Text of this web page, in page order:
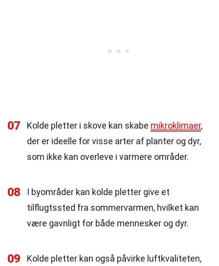
07 Kolde pletter i skove kan skabe mikroklimaer,
der er ideelle for visse arter af planter og dyr,
som ikke kan overleve i varmere områder.
08
I byområder kan kolde pletter give et
tilflugtssted fra sommervarmen, hvilket kan
være gavnligt for både mennesker og dyr.
09
Kolde pletter kan også påvirke luftkvaliteten,